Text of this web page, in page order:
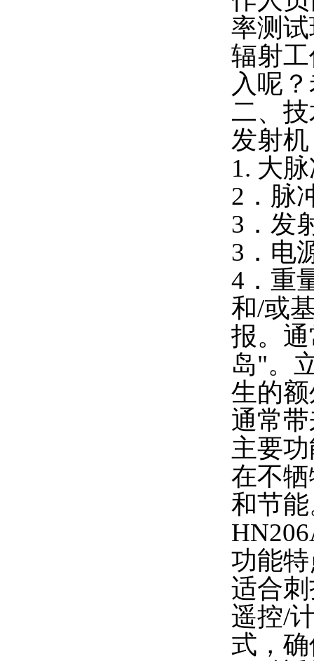
率测
辐射
入呢
二、
发射
1. 大
2．脉
3．发
3．电
4．重
和/或
报。
岛"。
生的
通常
主要
在不
和节
功能
适合
遥控/
式，